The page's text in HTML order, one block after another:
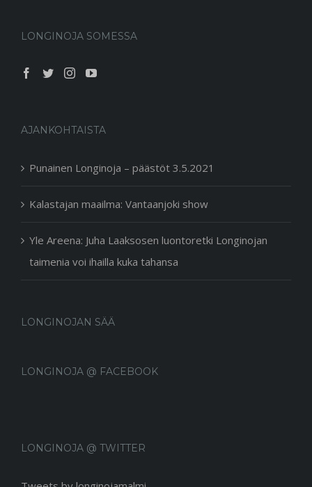
LONGINOJA SOMESSA
AJANKOHTAISTA
Punainen Longinoja – päästöt 3.5.2021
Kalastajan maailma: Vantaanjoki show
Yle Areena: Juha Laaksosen luontoretki Longinojan
taimenia voi ihailla kuka tahansa
LONGINOJAN SÄÄ
LONGINOJA @ FACEBOOK
LONGINOJA @ TWITTER